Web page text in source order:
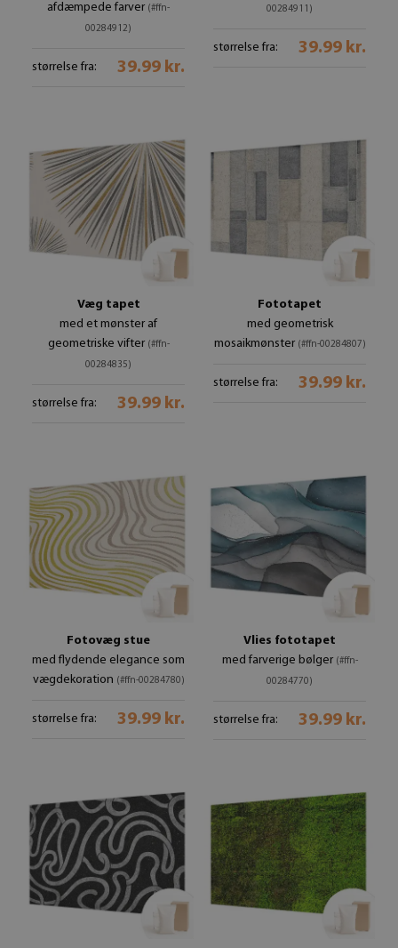
afdæmpede farver (#ffn-
00284912)
størrelse fra: 39.99 kr.
00284911)
størrelse fra: 39.99 kr.
Væg tapet
med et mønster af
geometriske vifter (#ffn-
00284835)
størrelse fra: 39.99 kr.
Fototapet
med geometrisk
mosaikmønster (#ffn-00284807)
størrelse fra: 39.99 kr.
Fotovæg stue
med flydende elegance som
vægdekoration (#ffn-00284780)
størrelse fra: 39.99 kr.
Vlies fototapet
med farverige bølger (#ffn-
00284770)
størrelse fra: 39.99 kr.